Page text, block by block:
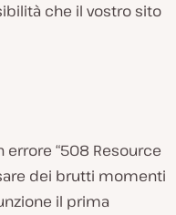
che il vostro sito
“508 Resource
dei brutti momenti
il prima